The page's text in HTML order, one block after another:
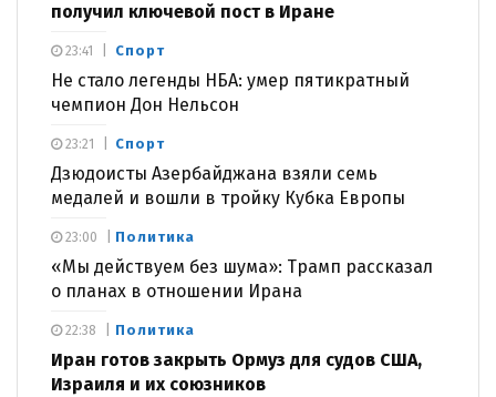
получил ключевой пост в Иране
Спорт
Не стало легенды НБА: умер пятикратный
чемпион Дон Нельсон
23:41
Спорт
Дзюдоисты Азербайджана взяли семь
медалей и вошли в тройку Кубка Европы
23:21
Политика
«Мы действуем без шума»: Трамп рассказал
о планах в отношении Ирана
23:00
Политика
Иран готов закрыть Ормуз для судов США,
Израиля и их союзников
22:38